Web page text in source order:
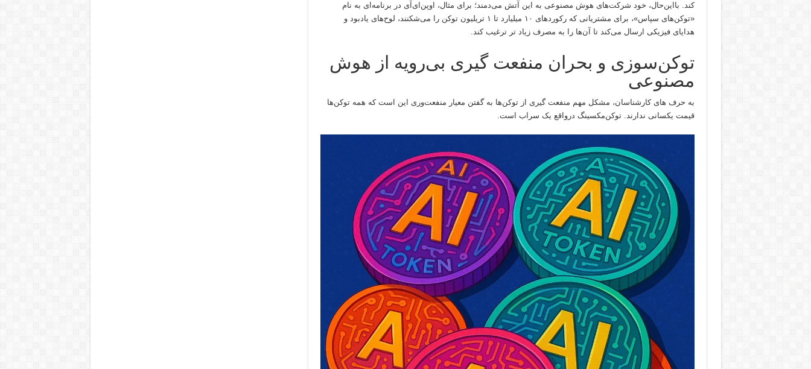
کند. با‌این‌حال، خود شرکت‌های هوش مصنوعی به این آتش می‌دمند؛ برای مثال، اوپن‌ای‌آی در برنامه‌ای به نام
«توکن‌های سپاس»، برای مشتریانی که رکوردهای ۱۰ میلیارد تا ۱ تریلیون توکن را می‌شکنند، لوح‌های یادبود و
هدایای فیزیکی ارسال می‌کند تا آن‌ها را به مصرف زیاد تر ترغیب کند.
توکن‌سوزی و بحران منفعت گیری بی‌رویه از هوش
مصنوعی
به حرف های کارشناسان، مشکل مهم منفعت گیری از توکن‌ها به گفتن معیار منفعت‌وری این است که همه توکن‌ها
قیمت یکسانی ندارند. توکن‌مکسینگ درواقع یک سراب است.